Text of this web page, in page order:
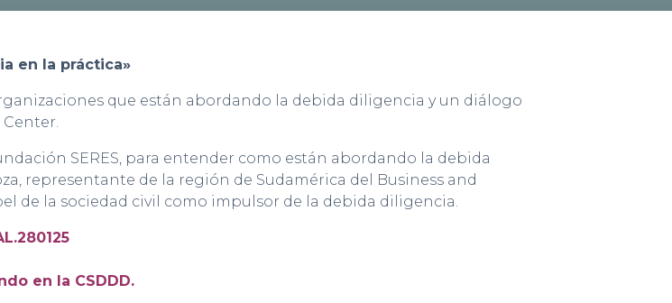
en la práctica»
que están abordando la debida diligencia y un diálogo
SERES, para entender como están abordando la debida
representante de la región de Sudamérica del Business and
de la sociedad civil como impulsor de la debida diligencia.
en la CSDDD.